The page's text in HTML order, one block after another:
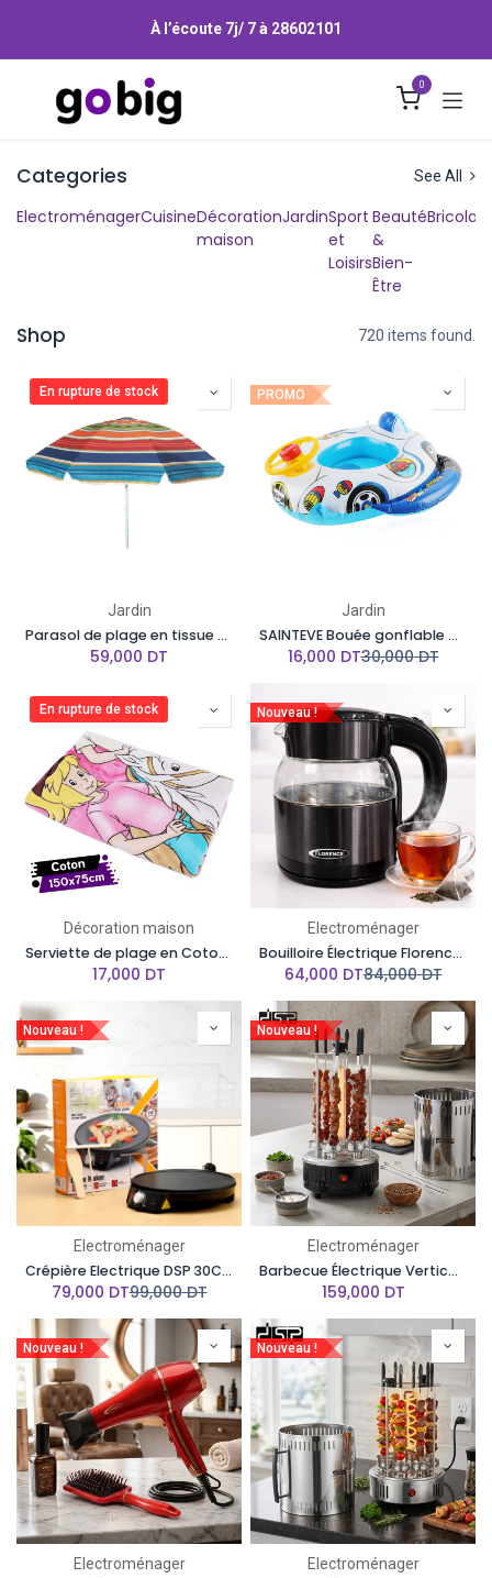
À l’écoute 7j/ 7 à 28602101
0
Categories See All
ElectroménagerCuisineDécoration
maison
JardinSport
et
Loisirs
Beauté
&
Bien-
Être
Shop 720 items found.
En rupture de stock
Jardin
Parasol de plage en tissue anti UV - 2 Mètres- Multicolore
59,000 DT
PROMO
Jardin
SAINTEVE Bouée gonflable avec Volant pour Bébé - 2-10 ans
16,000 DT30,000DT
En rupture de stock
Décoration maison
Serviette de plage en Coton - 150 x 75 cm
17,000 DT
Nouveau !
Electroménager
Bouilloire Électrique Florence 2L 1500W Noir
64,000 DT84,000DT
Nouveau !
Electroménager
Crépière Electrique DSP 30Cm 1200W
79,000 DT99,000DT
Nouveau !
Electroménager
Barbecue Électrique Vertical DSP 6 Fourchettes 1000W – Rotation Automatique
159,000 DT
Nouveau !
Electroménager
Nouveau !
Electroménager